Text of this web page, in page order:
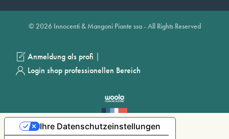
© 2026 Innocenti & Mangoni Piante ssa - All Rights Reserved
Anmeldung als profi |
Login shop professionellen Bereich
Ihre Datenschutzeinstellungen